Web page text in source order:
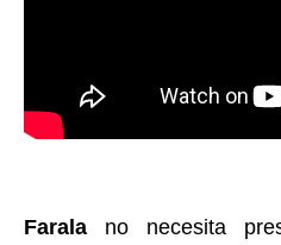
Farala no necesita